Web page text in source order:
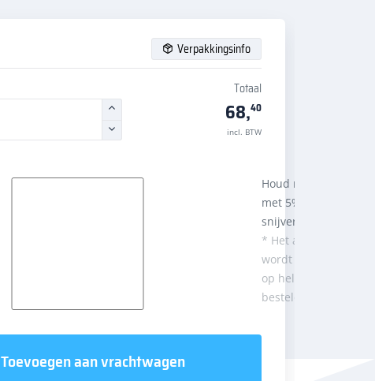
Verpakkingsinfo
Totaal
68,40
incl. BTW
Houd rekening
met 5%
snijverlies
* Het aantal m²
wordt afgerond
op hele
besteleenheden.
Toevoegen aan vrachtwagen